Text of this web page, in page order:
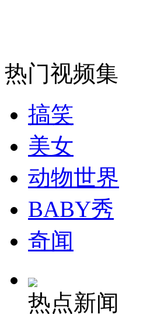
安徽一实载49人客车翻车
走！跟着总书记去植树
消防员救轻生者 花炮节热闹非凡
司机酒驾遇交警 急速倒车逃窜
热门视频集
搞笑
美女
动物世界
BABY秀
奇闻
热点新闻